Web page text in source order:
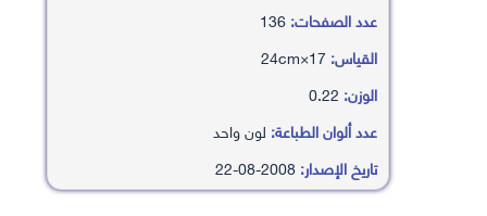
عدد الصفحات:
القياس:
الوزن:
عدد ألوان الطباعة: لون واحد
تاريخ الإصدار: